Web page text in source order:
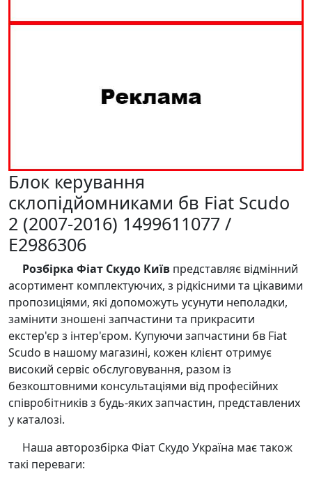
Блок керування
склопідйомниками бв Fiat Scudo
2 (2007-2016) 1499611077 /
E2986306
Розбірка Фіат Скудо Київ представляє відмінний
асортимент комплектуючих, з рідкісними та цікавими
пропозиціями, які допоможуть усунути неполадки,
замінити зношені запчастини та прикрасити
екстер'єр з інтер'єром. Купуючи запчастини бв Fiat
Scudo в нашому магазині, кожен клієнт отримує
високий сервіс обслуговування, разом із
безкоштовними консультаціями від професійних
співробітників з будь-яких запчастин, представлених
у каталозі.
Наша авторозбірка Фіат Скудо Україна має також
такі переваги: